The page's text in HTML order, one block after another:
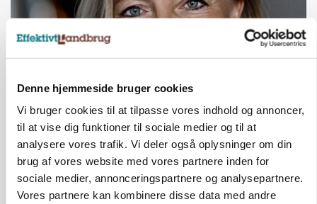
Denne hjemmeside bruger cookies
Vi bruger cookies til at tilpasse vores indhold og annoncer,
til at vise dig funktioner til sociale medier og til at
analysere vores trafik. Vi deler også oplysninger om din
brug af vores website med vores partnere inden for
sociale medier, annonceringspartnere og analysepartnere.
Vores partnere kan kombinere disse data med andre
KULTUR
Får langelandsk pris for forskning i
plantegenetik
Annonce